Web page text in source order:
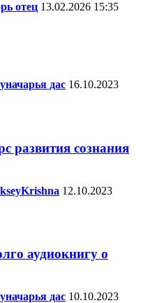
отец 13.02.2026 15:35
дас 16.10.2023
развития сознания
12.10.2023
аудиокнигу о
дас 10.10.2023